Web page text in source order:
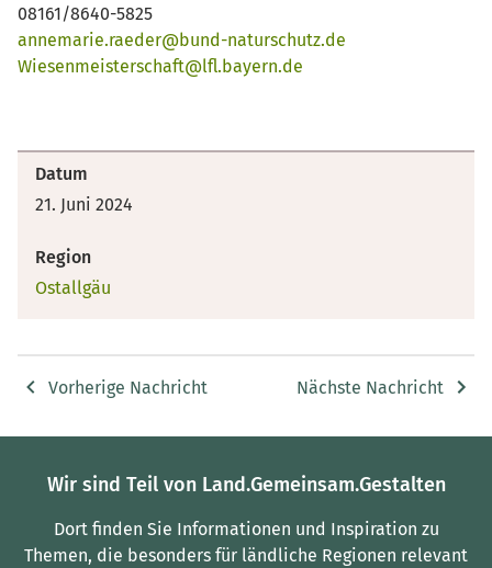
08161/8640-5825
annemarie.raeder@bund-naturschutz.de
Wiesenmeisterschaft@lfl.bayern.de
Datum
21. Juni 2024
Region
Ostallgäu
Vorherige Nachricht Nächste Nachricht
Wir sind Teil von Land.Gemeinsam.Gestalten
Dort finden Sie Informationen und Inspiration zu
Themen, die besonders für ländliche Regionen relevant